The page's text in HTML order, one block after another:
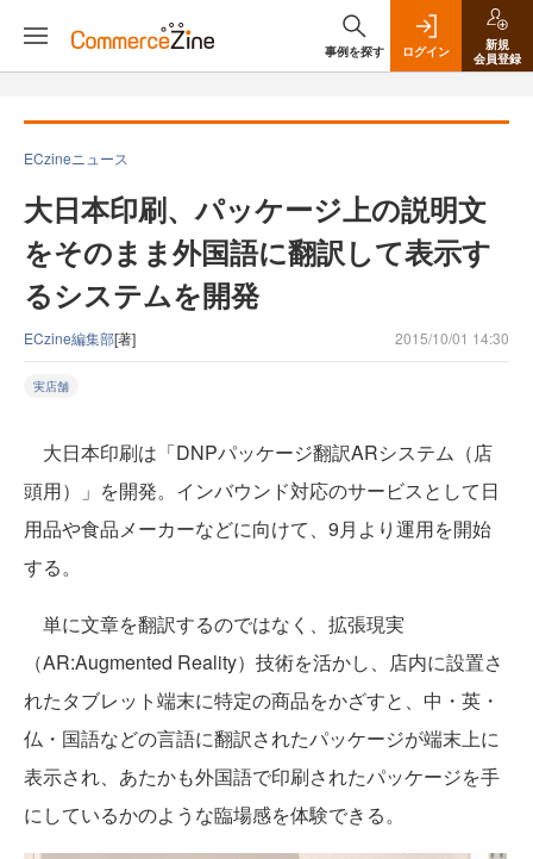
事例を探す ログイン
新規
会員登録
ECzineニュース
大日本印刷、パッケージ上の説明文
をそのまま外国語に翻訳して表示す
るシステムを開発
ECzine編集部[著] 2015/10/01 14:30
実店舗
大日本印刷は「DNPパッケージ翻訳ARシステム（店
頭用）」を開発。インバウンド対応のサービスとして日
用品や食品メーカーなどに向けて、9月より運用を開始
する。
単に文章を翻訳するのではなく、拡張現実
（AR:Augmented Reality）技術を活かし、店内に設置さ
れたタブレット端末に特定の商品をかざすと、中・英・
仏・国語などの言語に翻訳されたパッケージが端末上に
表示され、あたかも外国語で印刷されたパッケージを手
にしているかのような臨場感を体験できる。